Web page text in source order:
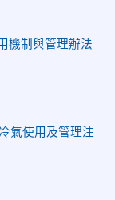
機制與管理辦法
氣使用及管理注